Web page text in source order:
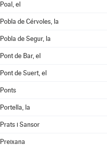
Poal, el
Pobla de Cérvoles, la
Pobla de Segur, la
Pont de Bar, el
Pont de Suert, el
Ponts
Portella, la
Prats i Sansor
Preixana